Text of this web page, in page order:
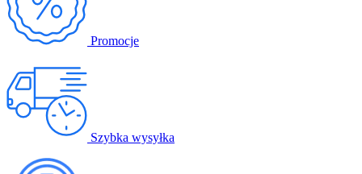
Promocje
Szybka wysyłka